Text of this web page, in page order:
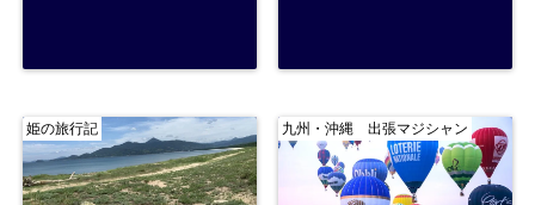
姫の旅行記 九州・沖縄 出張マジシャン